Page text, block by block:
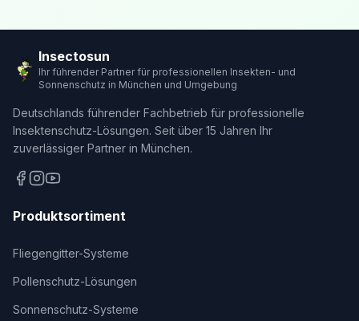
Insectosun
Ihr führender Partner für professionellen Insekten- und
Sonnenschutz in München und Umgebung
Deutschlands führender Fachbetrieb für professionelle
Insektenschutz-Lösungen. Seit über 15 Jahren Ihr
zuverlässiger Partner in München.
Produktsortiment
Fliegengitter-Systeme
Pollenschutz-Lösungen
Sonnenschutz-Systeme